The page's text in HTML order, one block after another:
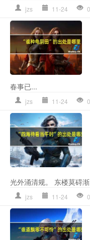
jzs 11-24 0
春事已...
jzs 11-24 0
光外涌清规。 东楼莫碍
jzs 11-24 0